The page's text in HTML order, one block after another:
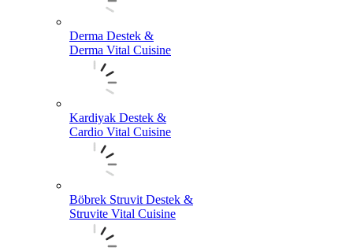
Derma Destek &
Derma Vital Cuisine
Kardiyak Destek &
Cardio Vital Cuisine
Böbrek Struvit Destek &
Struvite Vital Cuisine